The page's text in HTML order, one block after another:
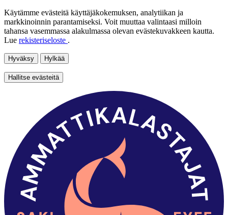
Käytämme evästeitä käyttäjäkokemuksen, analytiikan ja
markkinoinnin parantamiseksi. Voit muuttaa valintaasi milloin
tahansa vasemmassa alakulmassa olevan evästekuvakkeen kautta.
Lue rekisteriseloste .
Hyväksy Hylkää
Hallitse evästeitä